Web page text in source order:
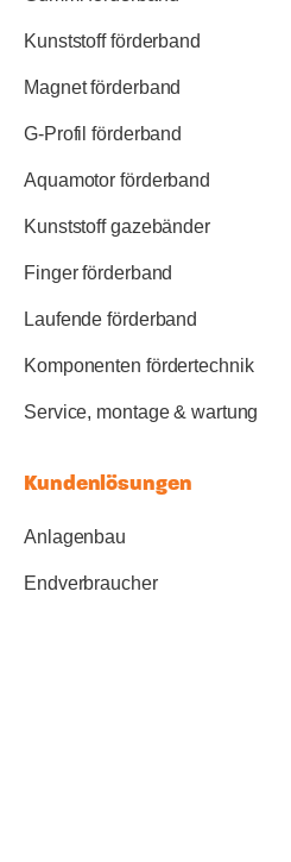
Kunststoff förderband
Magnet förderband
G-Profil förderband
Aquamotor förderband
Kunststoff gazebänder
Finger förderband
Laufende förderband
Komponenten fördertechnik
Service, montage & wartung
Kundenlösungen
Anlagenbau
Endverbraucher